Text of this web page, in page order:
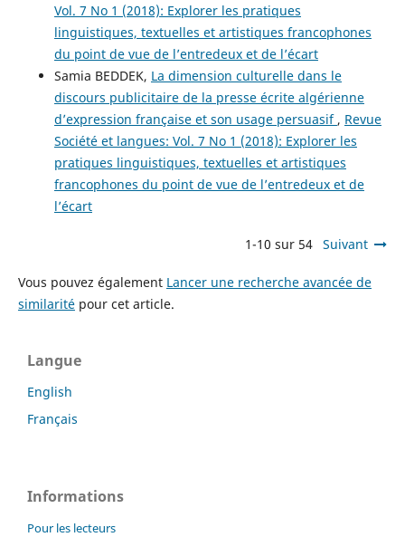
Vol. 7 No 1 (2018): Explorer les pratiques
linguistiques, textuelles et artistiques francophones
du point de vue de l’entredeux et de l’écart
Samia BEDDEK, La dimension culturelle dans le
discours publicitaire de la presse écrite algérienne
d’expression française et son usage persuasif , Revue
Société et langues: Vol. 7 No 1 (2018): Explorer les
pratiques linguistiques, textuelles et artistiques
francophones du point de vue de l’entredeux et de
l’écart
1-10 sur 54 Suivant
Vous pouvez également Lancer une recherche avancée de
similaritépour cet article.
Langue
English
Français
Informations
Pour les lecteurs